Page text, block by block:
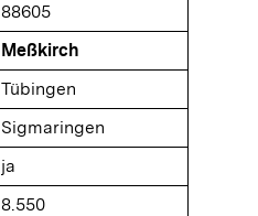
88605
Meßkirch
Tübingen
Sigmaringen
ja
8.550